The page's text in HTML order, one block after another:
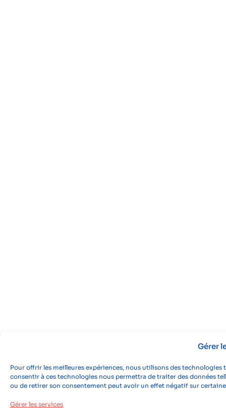
Gérer
Pour offrir les meilleures expériences, nous utilisons des
consentir à ces technologies nous permettra de traiter des données
ou de retirer son consentement peut avoir un effet négatif sur
Gérer les services